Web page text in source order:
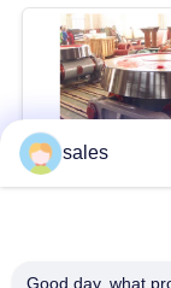
sales
Good day, what